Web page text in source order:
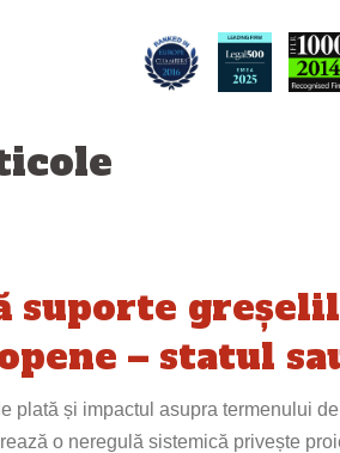
suporte
– statul
plată și impactul asupra termenului
o neregulă sistemică privește